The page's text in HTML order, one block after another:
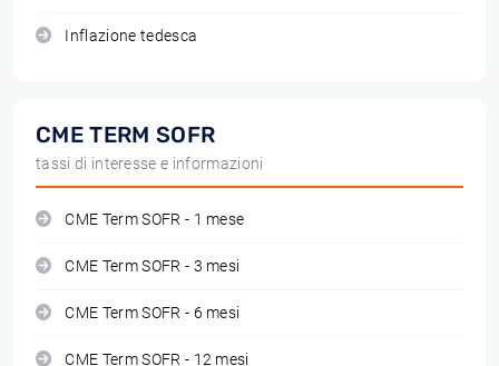
Inflazione tedesca
CME TERM SOFR
tassi di interesse e informazioni
CME Term SOFR - 1 mese
CME Term SOFR - 3 mesi
CME Term SOFR - 6 mesi
CME Term SOFR - 12 mesi